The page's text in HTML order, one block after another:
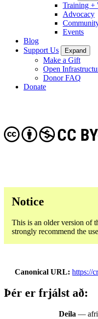
Training +
Advocacy
Events
Blog
Support Us
Expand
Make a Gift
Open
Donor FAQ
Donate
CC
Notice
This is an older version of
strongly recommend the
Canonical URL https://
Þér er frjálst að:
Deila —